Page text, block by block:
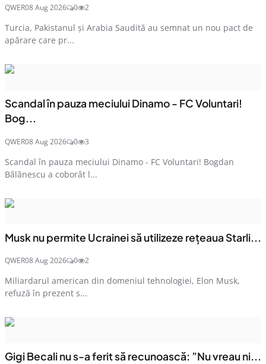
QWER08 Aug 2026 0 2
Turcia, Pakistanul și Arabia Saudită au semnat un nou pact de
apărare care pr...
Scandal în pauza meciului Dinamo - FC Voluntari!
Bog...
QWER08 Aug 2026 0 3
Scandal în pauza meciului Dinamo - FC Voluntari! Bogdan
Bălănescu a coborât l...
Musk nu permite Ucrainei să utilizeze reţeaua Starli...
QWER08 Aug 2026 0 2
Miliardarul american din domeniul tehnologiei, Elon Musk,
refuză în prezent s...
Gigi Becali nu s-a ferit să recunoască: ”Nu vreau ni...